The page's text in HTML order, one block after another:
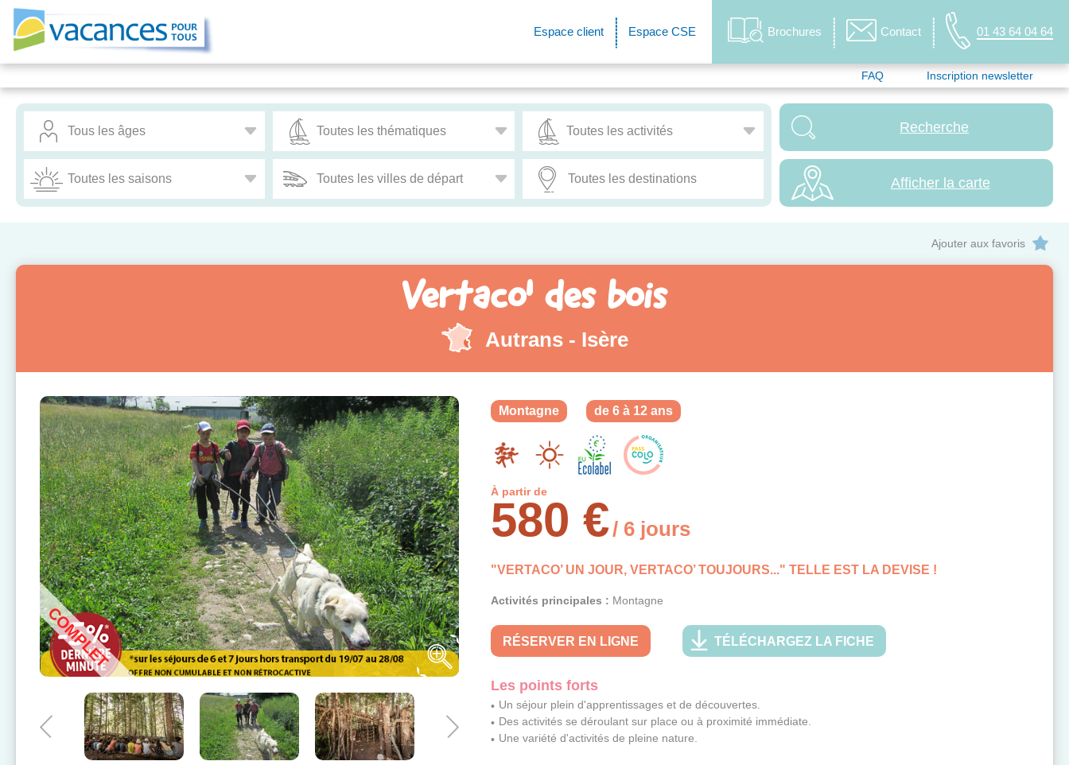
Espace client Espace CSE Brochures Contact 01 43 64 04 64
FAQ Inscription newsletter
Afficher la carte
Ajouter aux favoris
Vertaco' des bois
Autrans - Isère
COMPLET
Montagne de 6 à 12 ans
À partir de
580 €/ 6 jours
"VERTACO’ UN JOUR, VERTACO’ TOUJOURS..." TELLE EST LA DEVISE !
Activités principales : Montagne
RÉSERVER EN LIGNE TÉLÉCHARGEZ LA FICHE
Les points forts
Un séjour plein d'apprentissages et de découvertes.
Des activités se déroulant sur place ou à proximité immédiate.
Une variété d'activités de pleine nature.